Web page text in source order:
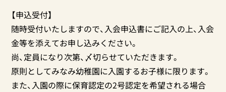
【申込受付】
随時受付いたしますので、入会申込書にご記入の上、入会
金等を添えてお申し込みください。
尚、定員になり次第、〆切らせていただきます。
原則としてみなみ幼稚園に入園するお子様に限ります。
また、入園の際に保育認定の2号認定を希望される場合